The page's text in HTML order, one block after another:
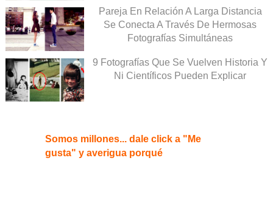
Pareja En Relación A Larga Distancia
Se Conecta A Través De Hermosas
Fotografías Simultáneas
9 Fotografías Que Se Vuelven Historia Y
Ni Científicos Pueden Explicar
Somos millones... dale click a "Me
gusta" y averigua porqué